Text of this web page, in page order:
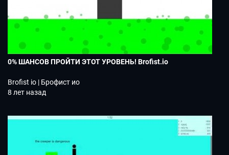
0% ШАНСОВ ПРОЙТИ ЭТОТ УРОВЕНЬ! Brofist.io
Brofist io | Брофист ио
8 лет назад